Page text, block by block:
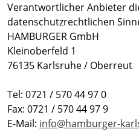
Verantwortlicher Anbieter
datenschutzrechtlichen
HAMBURGER GmbH
Kleinoberfeld 1
76135 Karlsruhe / Oberreut
Tel: 0721 / 570 44 97 0
Fax: 0721 / 570 44 97 9
E-Mail: info@hamburger-